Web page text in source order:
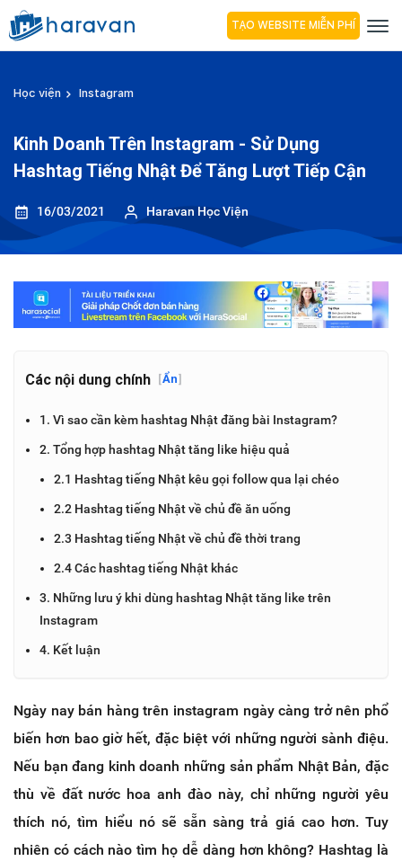
TẠO WEBSITE MIỄN PHÍ
Học viện Instagram
Kinh Doanh Trên Instagram - Sử Dụng
Hashtag Tiếng Nhật Để Tăng Lượt Tiếp Cận
16/03/2021 Haravan Học Viện
Các nội dung chính [Ẩn]
1. Vì sao cần kèm hashtag Nhật đăng bài Instagram?
2. Tổng hợp hashtag Nhật tăng like hiệu quả
2.1 Hashtag tiếng Nhật kêu gọi follow qua lại chéo
2.2 Hashtag tiếng Nhật về chủ đề ăn uống
2.3 Hashtag tiếng Nhật về chủ đề thời trang
2.4 Các hashtag tiếng Nhật khác
3. Những lưu ý khi dùng hashtag Nhật tăng like trên
Instagram
4. Kết luận
Ngày nay bán hàng trên instagram ngày càng trở nên phổ
biến hơn bao giờ hết, đặc biệt với những người sành điệu.
Nếu bạn đang kinh doanh những sản phẩm Nhật Bản, đặc
thù về đất nước hoa anh đào này, chỉ những người yêu
thích nó, tìm hiểu nó sẽ sẵn sàng trả giá cao hơn. Tuy
nhiên có cách nào tìm họ dễ dàng hơn không? Hashtag là